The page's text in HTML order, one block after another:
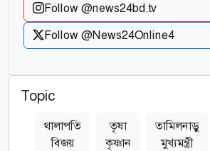
Follow @news24bd.tv
Follow @News24Online4
Topic
থালাপতি
বিজয়
তৃষা
কৃষ্ণান
তামিলনাড়ু
মুখ্যমন্ত্রী